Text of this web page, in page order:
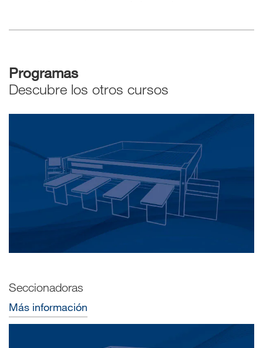
Programas
Descubre los otros cursos
Seccionadoras
Más información